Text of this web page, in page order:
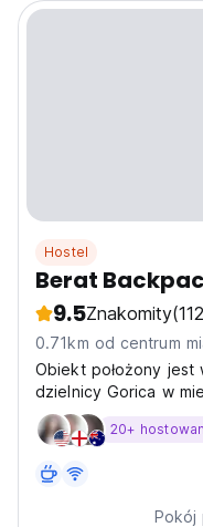
Hostel
Berat
9.5Znakomity
0.71km od centrum
Obiekt położony
dzielnicy Gorica w
tradycyjne cechy i
owocowymi, w
20+
Pokój